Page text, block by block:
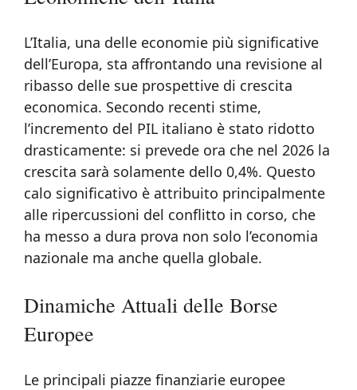
L’Italia, una delle economie più significative
dell’Europa, sta affrontando una revisione al
ribasso delle sue prospettive di crescita
economica. Secondo recenti stime,
l’incremento del PIL italiano è stato ridotto
drasticamente: si prevede ora che nel 2026 la
crescita sarà solamente dello 0,4%. Questo
calo significativo è attribuito principalmente
alle ripercussioni del conflitto in corso, che
ha messo a dura prova non solo l’economia
nazionale ma anche quella globale.
Dinamiche Attuali delle Borse
Europee
Le principali piazze finanziarie europee